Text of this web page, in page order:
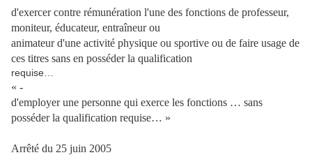
d'exercer contre rémunération l'une des fonctions de professeur,
moniteur, éducateur, entraîneur ou
animateur d'une activité physique ou sportive ou de faire usage de
ces titres sans en posséder la qualification
requise…
« -
d'employer une personne qui exerce les fonctions … sans
posséder la qualification requise… »
Arrêté du 25 juin 2005